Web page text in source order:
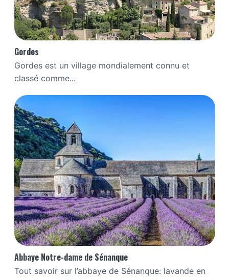
Gordes
Gordes est un village mondialement connu et
classé comme...
Abbaye Notre-dame de Sénanque
Tout savoir sur l’abbaye de Sénanque: lavande en